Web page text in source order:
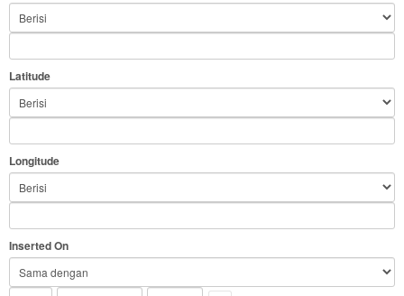
Latitude
Longitude
Inserted On